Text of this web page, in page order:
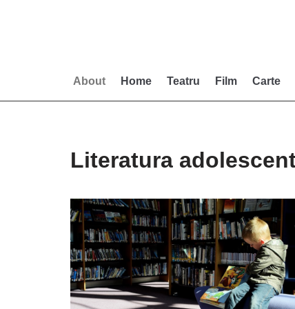
About Home Teatru Film Carte
Literatura